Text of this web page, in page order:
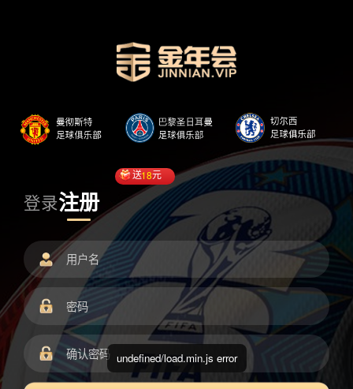
登录注册
送18元
undefined/load.min.js error